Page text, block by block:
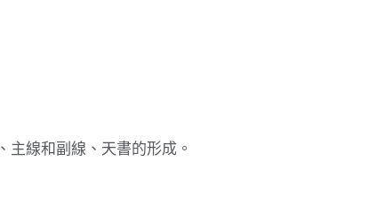
主線和副線、天書的形成。